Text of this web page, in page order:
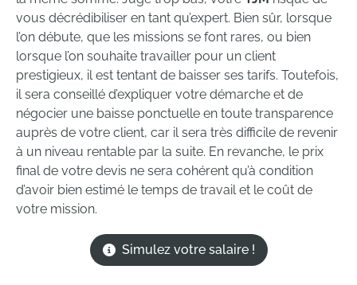
vous décrédibiliser en tant qu’expert. Bien sûr, lorsque
l’on débute, que les missions se font rares, ou bien
lorsque l’on souhaite travailler pour un client
prestigieux, il est tentant de baisser ses tarifs. Toutefois,
il sera conseillé d’expliquer votre démarche et de
négocier une baisse ponctuelle en toute transparence
auprès de votre client, car il sera très difficile de revenir
à un niveau rentable par la suite. En revanche, le prix
final de votre devis ne sera cohérent qu’à condition
d’avoir bien estimé le temps de travail et le coût de
votre mission.
Simulez votre salaire !